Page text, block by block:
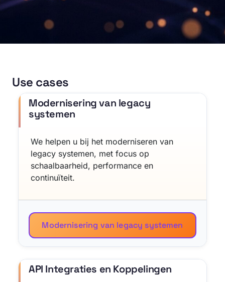
Use cases
Modernisering van legacy
systemen
We helpen u bij het moderniseren van
legacy systemen, met focus op
schaalbaarheid, performance en
continuïteit.
Modernisering van legacy systemen
API Integraties en Koppelingen